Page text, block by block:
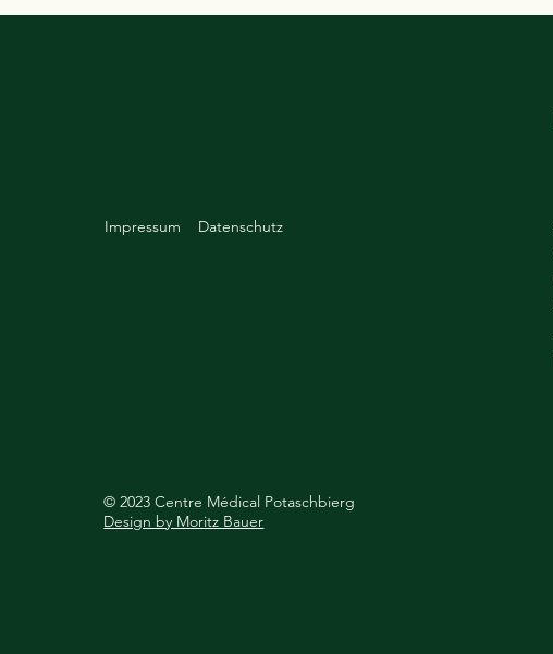
Impressum Datenschutz
© 2023 Centre Médical Potaschbierg
Design by Moritz Bauer